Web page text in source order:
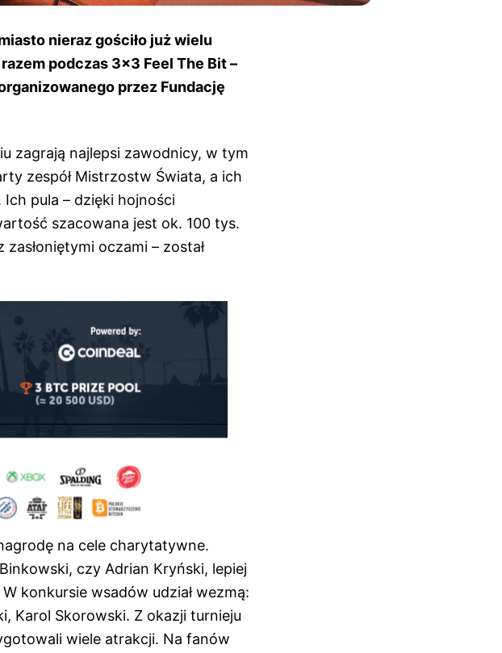
nieraz gościło już wielu
podczas 3×3 Feel The Bit –
przez Fundację
zagrają najlepsi zawodnicy, w tym
zespół Mistrzostw Świata, a ich
pula – dzięki hojności
szacowana jest ok. 100 tys.
oczami – został
na cele charytatywne.
czy Adrian Kryński, lepiej
konkursie wsadów udział wezmą:
Karol Skorowski. Z okazji turnieju
wiele atrakcji. Na fanów